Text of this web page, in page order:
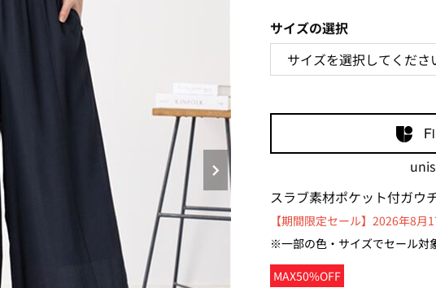
サイズの選択
スラブ素材ポケット付ガウ
MAX50%OFF
【期間限定セール】2026年8月
※一部の色・サイズでセール対